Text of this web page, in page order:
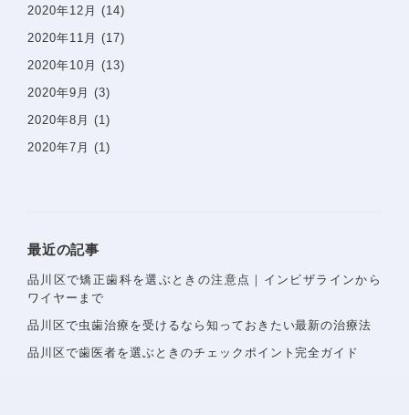
越1F
Googlemaps
2020年12月 (14)
2020年11月 (17)
2020年10月 (13)
2020年9月 (3)
2020年8月 (1)
2020年7月 (1)
最近の記事
品川区で矯正歯科を選ぶときの注意点｜インビザラインから
ワイヤーまで
品川区で虫歯治療を受けるなら知っておきたい最新の治療法
品川区で歯医者を選ぶときのチェックポイント完全ガイド